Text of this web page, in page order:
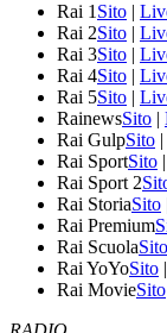
Rai 1 Sito |
Rai 2Sito |
Rai 3Sito |
Rai 4Sito |
Rai 5Sito |
RainewsSito |
Rai GulpSito |
Rai SportSito |
Rai Sport 2
Rai StoriaSito
Rai Premium
Rai ScuolaSito
Rai YoYoSito |
Rai MovieSito